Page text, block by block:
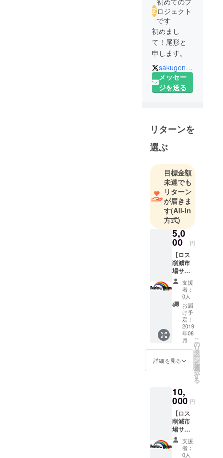
ロジェクト
です
初めまし
て！尾形と
申します。
私は東京在
住の40代半
ン」の代表
を務めてい
ます。と、
偉そうな事
を書いてい
ますが、実
は起業した
ての新米な
のです
が・・・。
以前はレス
トランや
ケータリン
グなど、飲
食にかかわ
る企業で取
締役に就い
ていまし
た。
20代の頃
は、南国で
ダイビング
のインスト
ラクターを7
年ほどやっ
ていました
が、一般の
sakugenichiba
メッセー
ジを送る
リターンを
選ぶ
目標金額
未達でも
リターン
が届きま
す(All-in
方式)
5,0
00 円
【ロス
削減市
場サイ
ト内に
お名前
掲載(小)
＋サイ
ト内商
品2,000
円以内
ご購入
権＋サ
ンクス
メー
ル】 ＜
ロス削
サイト
内にお
名前掲
載(小)＞
サイト
内の支
援者紹
介ペー
ジにお
支援
者：
0人
お届
け予
定：
2019
年08
月
詳細を見る
こ
の
リ
タ
ー
ン
を
選
択
す
る
10,
000 円
【ロス
削減市
場サイ
ト内に
お名前
＆都道
支援
者：
0人